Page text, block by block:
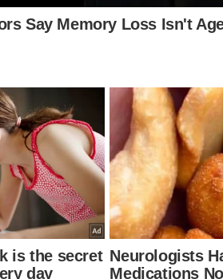
completo apresentado pelocanal
protegersuahorta: